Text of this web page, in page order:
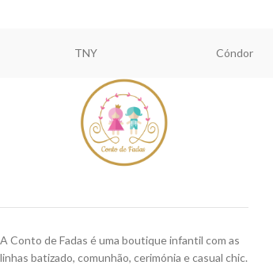
TNY Cóndor
A Conto de Fadas é uma boutique infantil com as
linhas batizado, comunhão, cerimónia e casual chic.